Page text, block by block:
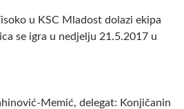
u KSC Mladost dolazi ekipa
se igra u nedjelju 21.5.2017 u
Memić, delegat: Konjičanin